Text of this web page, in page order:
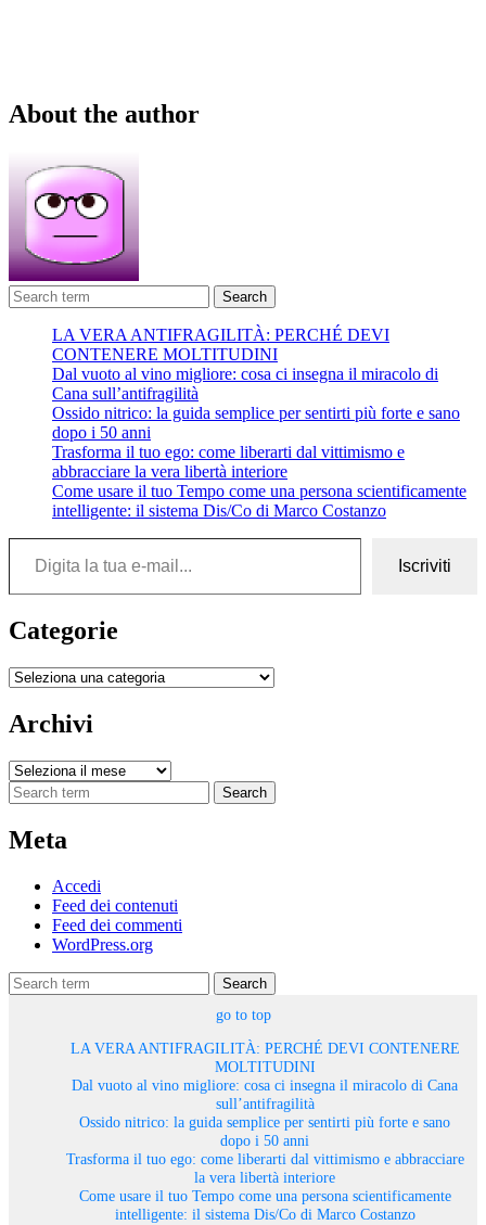
About the author
Search
LA VERA ANTIFRAGILITÀ: PERCHÉ DEVI
CONTENERE MOLTITUDINI
Dal vuoto al vino migliore: cosa ci insegna il miracolo di
Cana sull’antifragilità
Ossido nitrico: la guida semplice per sentirti più forte e sano
dopo i 50 anni
Trasforma il tuo ego: come liberarti dal vittimismo e
abbracciare la vera libertà interiore
Come usare il tuo Tempo come una persona scientificamente
intelligente: il sistema Dis/Co di Marco Costanzo
Digita la tua e-mail...
Iscriviti
Categorie
Categorie
Archivi
Archivi
Search
Meta
Accedi
Feed dei contenuti
Feed dei commenti
WordPress.org
Search
go to top
LA VERA ANTIFRAGILITÀ: PERCHÉ DEVI CONTENERE
MOLTITUDINI
Dal vuoto al vino migliore: cosa ci insegna il miracolo di Cana
sull’antifragilità
Ossido nitrico: la guida semplice per sentirti più forte e sano
dopo i 50 anni
Trasforma il tuo ego: come liberarti dal vittimismo e abbracciare
la vera libertà interiore
Come usare il tuo Tempo come una persona scientificamente
intelligente: il sistema Dis/Co di Marco Costanzo